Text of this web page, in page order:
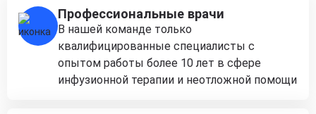
Профессиональные врачи
В нашей команде только
квалифицированные специалисты с
опытом работы более 10 лет в сфере
инфузионной терапии и неотложной помощи